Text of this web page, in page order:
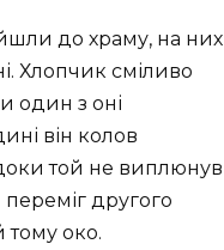
до храму, на них
Хлопчик сміливо
один з оні
він колов
той не виплюнув
переміг другого
око.